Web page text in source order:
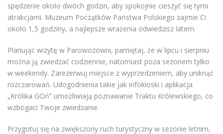
spędzenie około dwóch godzin, aby spokojnie cieszyć się tymi
atrakcjami. Muzeum Początków Państwa Polskiego zajmie Ci
około 1,5 godziny, a najlepsze wrażenia odwiedzisz latem.
Planując wizytę w Parowozowni, pamiętaj, że w lipcu i sierpniu
można ją zwiedzać codziennie, natomiast poza sezonem tylko
w weekendy. Zarezerwuj miejsce z wyprzedzeniem, aby uniknąć
rozczarowań. Udogodnienia takie jak infokioski i aplikacja
„Królika GOń” umożliwiają poznawanie Traktu Królewskiego, co
wzbogaci Twoje zwiedzanie.
Przygotuj się na zwiększony ruch turystyczny w sezonie letnim,